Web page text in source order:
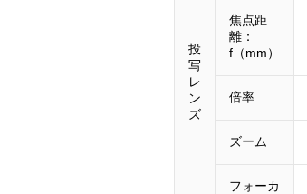
投
写
レ
ン
ズ
焦点距
離：
f（mm）
倍率
ズーム
フォーカ